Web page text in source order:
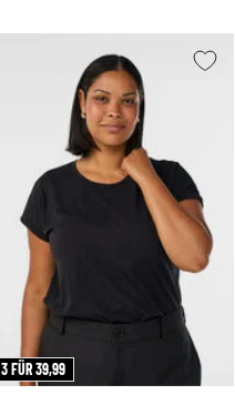
3 FÜR 39,99